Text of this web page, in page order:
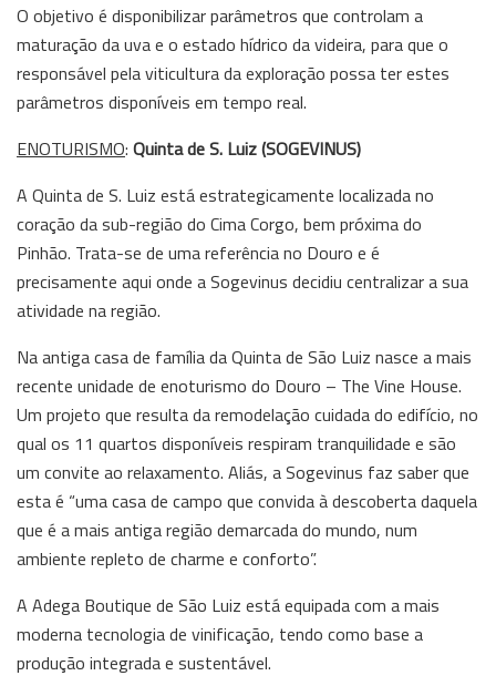
O objetivo é disponibilizar parâmetros que controlam a
maturação da uva e o estado hídrico da videira, para que o
responsável pela viticultura da exploração possa ter estes
parâmetros disponíveis em tempo real.
ENOTURISMO: Quinta de S. Luiz (SOGEVINUS)
A Quinta de S. Luiz está estrategicamente localizada no
coração da sub-região do Cima Corgo, bem próxima do
Pinhão. Trata-se de uma referência no Douro e é
precisamente aqui onde a Sogevinus decidiu centralizar a sua
atividade na região.
Na antiga casa de família da Quinta de São Luiz nasce a mais
recente unidade de enoturismo do Douro – The Vine House.
Um projeto que resulta da remodelação cuidada do edifício, no
qual os 11 quartos disponíveis respiram tranquilidade e são
um convite ao relaxamento. Aliás, a Sogevinus faz saber que
esta é “uma casa de campo que convida à descoberta daquela
que é a mais antiga região demarcada do mundo, num
ambiente repleto de charme e conforto”.
A Adega Boutique de São Luiz está equipada com a mais
moderna tecnologia de vinificação, tendo como base a
produção integrada e sustentável.